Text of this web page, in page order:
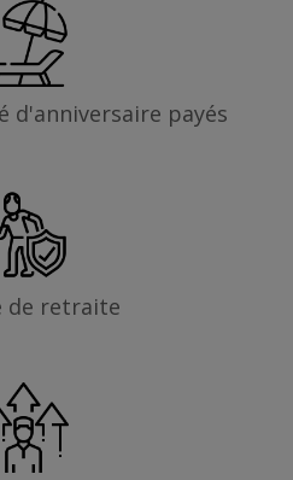
d'anniversaire payés
de retraite